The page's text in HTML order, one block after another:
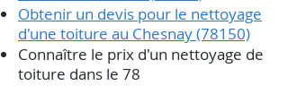
Obtenir un devis pour le nettoyage
d'une toiture au Chesnay (78150)
Connaître le prix d'un nettoyage de
toiture dans le 78